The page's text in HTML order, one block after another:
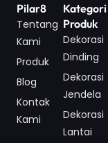
Pilar8
Tentang
Kami
Produk
Blog
Kontak
Kami
Kategori
Produk
Dekorasi
Dinding
Dekorasi
Jendela
Dekorasi
Lantai